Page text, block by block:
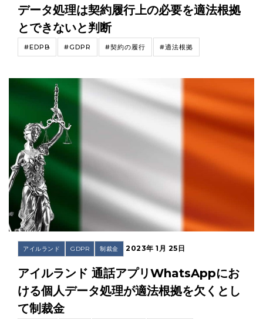
データ処理は契約履行上の必要を適法根拠
とできないと判断
#EDPB #GDPR #契約の履行 #適法根拠
アイルランド GDPR 制裁金 2023年 1月 25日
アイルランド 通話アプリWhatsAppにお
ける個人データ処理が適法根拠を欠くとし
て制裁金